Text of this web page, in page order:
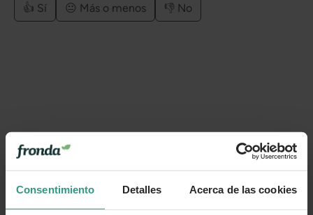
Consentimiento Detalles Acerca de las cookies
👍 Sí 😐 Más o menos 👎 No